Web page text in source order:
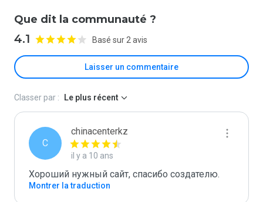
Que dit la communauté ?
4.1 Basé sur 2 avis
Laisser un commentaire
Classer par : Le plus récent
C
chinacenterkz
il y a 10 ans
Хороший нужный сайт, спасибо создателю.
Montrer la traduction